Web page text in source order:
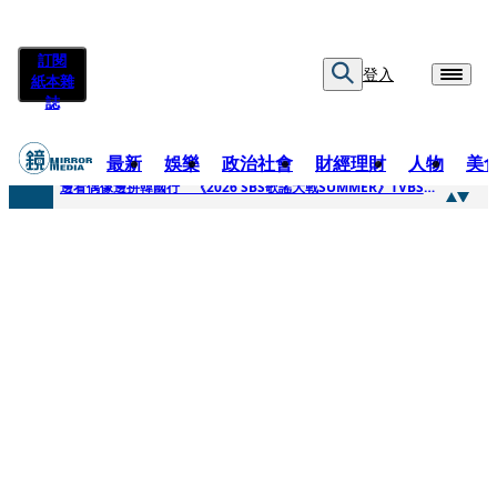
訂閱
紙本雜
誌
登入
最新 娛樂 政治社會 財經理財 人物 美
快訊
邊看偶像邊拚韓國行 《2026 SBS歌謠大戰SUMMER》TVBS直播祭追星福利